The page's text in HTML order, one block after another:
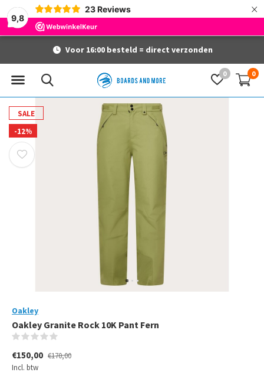
9,8
23 Reviews ×
0 0
Voor 16:00 besteld = direct verzonden
SALE
-12%
Oakley
Oakley Granite Rock 10K Pant Fern
€150,00 €170,00
Incl. btw